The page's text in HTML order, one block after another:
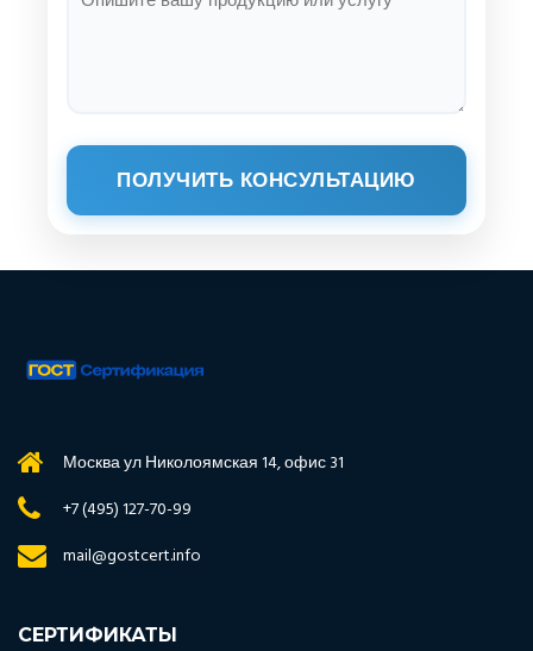
ПОЛУЧИТЬ КОНСУЛЬТАЦИЮ
Москва ул Николоямская 14, офис 31
+7 (495) 127-70-99
mail@gostcert.info
СЕРТИФИКАТЫ